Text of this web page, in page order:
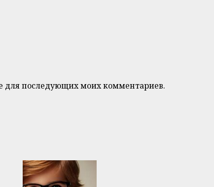
для последующих моих комментариев.